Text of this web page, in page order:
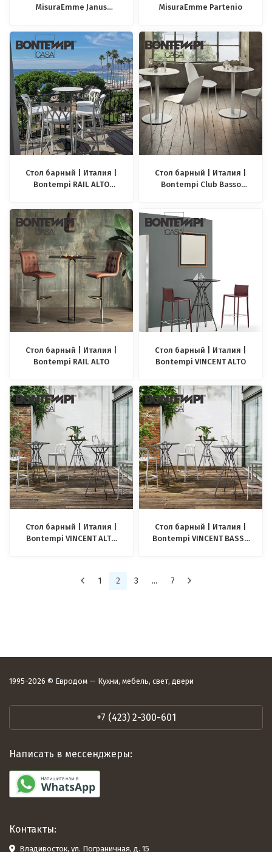
MisuraEmme Janus
MisuraEmme Partenio
Стол барный | Италия |
Bontempi RAIL ALTO
Стол барный | Италия |
Bontempi Club Basso
Стол барный | Италия |
Bontempi RAIL ALTO
Стол барный | Италия |
Bontempi VINCENT ALTO
Стол барный | Италия |
Bontempi VINCENT ALTO
Стол барный | Италия |
Bontempi VINCENT BASSO
1 2 3 ... 7
1995-2026 © Евродом — Кухни, мебель, свет, двери
+7 (423) 2-300-601
Написать в мессенджеры:
Контакты:
Владивосток, ул. Пограничная, д. 15